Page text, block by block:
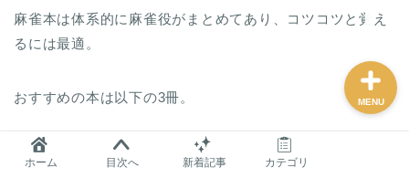
麻雀本は体系的に麻雀役がまとめてあり、コツコツと覚え
るには最適。
おすすめの本は以下の3冊。
ホーム 目次へ 新着記事 カテゴリ
MENU